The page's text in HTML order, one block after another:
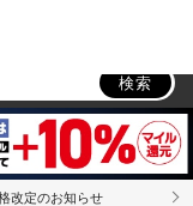
検索
改定のお知らせ